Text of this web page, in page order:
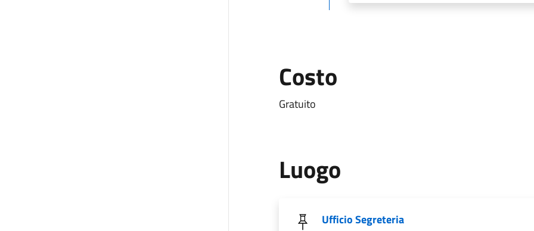
Costo
Gratuito
Luogo
Ufficio Segreteria